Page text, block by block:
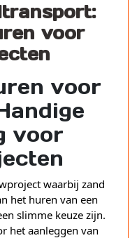
voor
voor
voor
waarbij zand
het huren van een
slimme keuze zijn.
het aanleggen van